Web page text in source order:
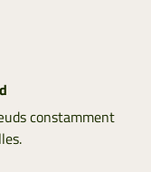
constamment